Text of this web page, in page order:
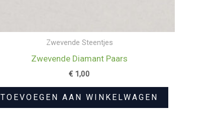
Zwevende Steentjes
Zwevende Diamant Paars
€ 1,00
TOEVOEGEN AAN WINKELWAGEN